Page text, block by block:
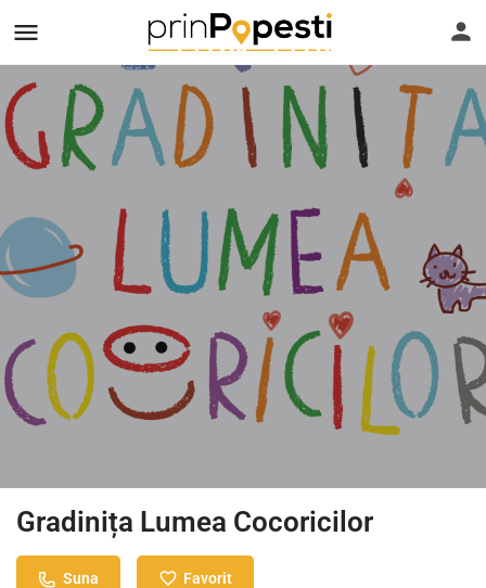
Gradinița Lumea Cocoricilor
Suna Favorit